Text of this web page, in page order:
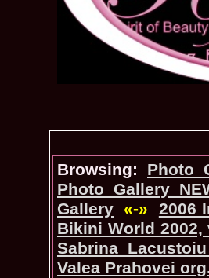
Browsing:
Photo_Gallery
Gallery «-»
2006
Bikini World
Valea Prahovei